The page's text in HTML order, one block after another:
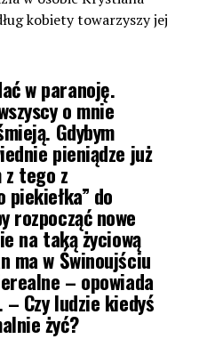
kobiety towarzyszy jej
w paranoję.
o mnie
Gdybym
pieniądze już
z tego z
do
rozpocząć nowe
na taką życiową
ma w Świnoujściu
– opowiada
Czy ludzie kiedyś
żyć?